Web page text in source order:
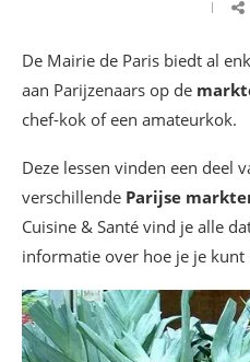
De Mairie de Paris biedt al
aan Parijzenaars op de
chef-kok of een amateurkok.
Deze lessen vinden een deel
verschillende Parijse
Cuisine & Santé vind je alle
informatie over hoe je je kunt